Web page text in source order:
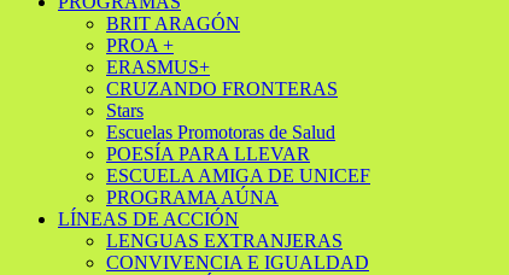
BRIT ARAGÓN
PROA +
ERASMUS+
CRUZANDO FRONTERAS
Stars
Escuelas Promotoras de Salud
POESÍA PARA LLEVAR
ESCUELA AMIGA DE UNICEF
PROGRAMA AÚNA
LÍNEAS DE ACCIÓN
LENGUAS EXTRANJERAS
CONVIVENCIA E IGUALDAD